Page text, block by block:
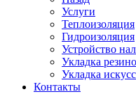
Услуги
Теплоизоляция
Гидроизоляция
Устройство
Укладка
Укладка
Контакты